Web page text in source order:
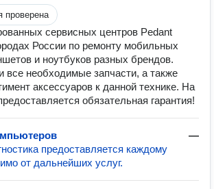
проверена
сервисных центров Pedant
России по ремонту мобильных
и ноутбуков разных брендов.
все необходимые запчасти, а также
аксессуаров к данной технике. На
обязательная гарантия!
—
предоставляется каждому
от дальнейших услуг.